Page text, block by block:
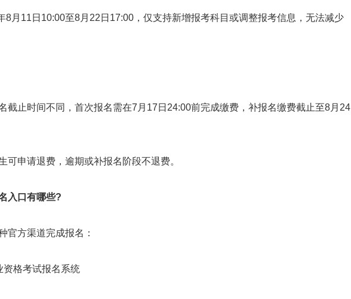
11日10:00至8月22日17:00，仅支持新增报考科目或调整报考信息，无法减少
止时间不同，首次报名需在7月17日24:00前完成缴费，补报名缴费截止至8月24
申请退费，逾期或补报名阶段不退费。
入口有哪些?
方渠道完成报名：
格考试报名系统